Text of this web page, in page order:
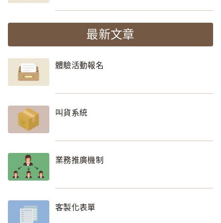
最新文章
體驗活動報名
叫貨系統
業務推廣機制
客製化表單